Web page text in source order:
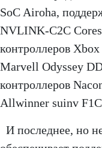
SoC Airoha,
NVLINK-C2C
контроллеров
Marvell Odyssey
контроллеров
Allwinner suinv
И последнее, но